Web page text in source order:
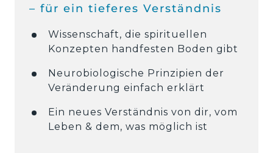
– für ein tieferes Verständnis
Wissenschaft, die spirituellen
Konzepten handfesten Boden gibt
Neurobiologische Prinzipien der
Veränderung einfach erklärt
Ein neues Verständnis von dir, vom
Leben & dem, was möglich ist